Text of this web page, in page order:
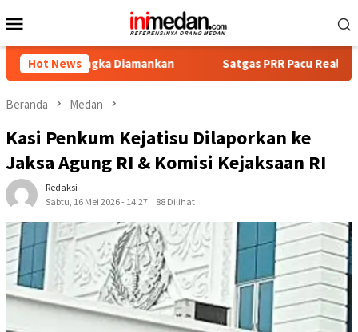
ke
Mobile
Hot News
Diamankan Satgas PRR Pacu Realisasi Tambahan
Beranda Medan
Kasi Penkum Kejatisu Dilaporkan ke
Jaksa Agung RI & Komisi Kejaksaan RI
Redaksi
Sabtu, 16 Mei 2026 - 14:27
88 Dilihat